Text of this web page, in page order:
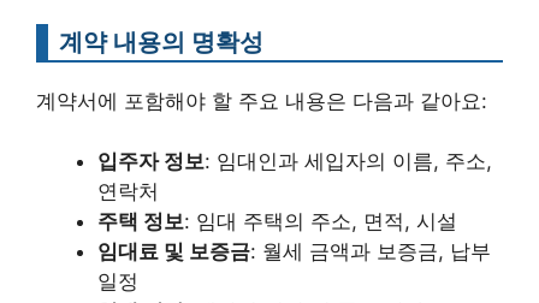
계약 내용의 명확성
계약서에 포함해야 할 주요 내용은 다음과 같아요:
입주자 정보: 임대인과 세입자의 이름, 주소,
연락처
주택 정보: 임대 주택의 주소, 면적, 시설
임대료 및 보증금: 월세 금액과 보증금, 납부
일정